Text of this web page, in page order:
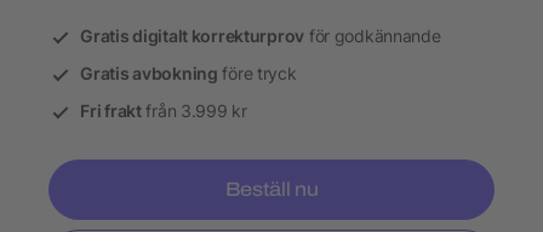
Gratis digitalt korrekturprov för godkännande
Gratis avbokning före tryck
Fri fraktfrån 3.999 kr
Beställ nu